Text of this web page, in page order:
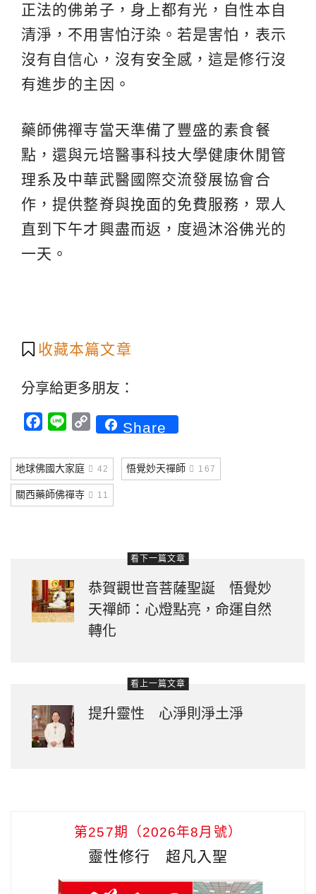
正法的佛弟子，身上都有光，自性本自
清淨，不用害怕汙染。若是害怕，表示
沒有自信心，沒有安全感，這是修行沒
有進步的主因。
藥師佛禪寺當天準備了豐盛的素食餐
點，還與元培醫事科技大學健康休閒管
理系及中華武醫國際交流發展協會合
作，提供整脊與挽面的免費服務，眾人
直到下午才興盡而返，度過沐浴佛光的
一天。
收藏本篇文章
分享給更多朋友：
Facebook
Line CopyShare
地球佛國大家庭 42 悟覺妙天禪師 167
關西藥師佛禪寺 11
看下一篇文章
恭賀觀世音菩薩聖誕 悟覺妙
天禪師：心燈點亮，命運自然
轉化
看上一篇文章
提升靈性 心淨則淨土淨
第257期（2026年8月號）
靈性修行 超凡入聖